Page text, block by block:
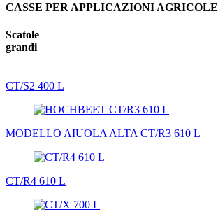
CASSE PER APPLICAZIONI AGRICOLE
Scatole
grandi
CT/S2 400 L
MODELLO AIUOLA ALTA CT/R3 610 L
CT/R4 610 L